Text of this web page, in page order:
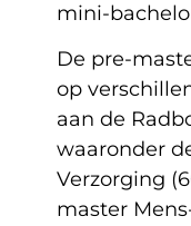
mini-
De pre-
op
aan de
waaronder
Verzorging
master